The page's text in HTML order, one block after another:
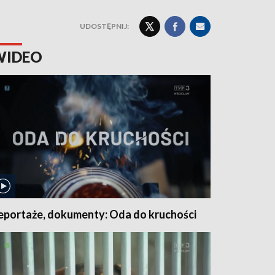
UDOSTĘPNIJ:
dokumenty: Oda do kruchości